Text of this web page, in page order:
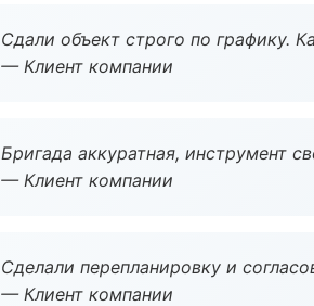
Сдали объект строго по графику.
— Клиент компании
Бригада аккуратная, инструмент
— Клиент компании
Сделали перепланировку и
— Клиент компании